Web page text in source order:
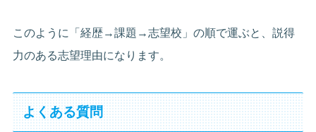
このように「経歴→課題→志望校」の順で運ぶと、説得
力のある志望理由になります。
よくある質問